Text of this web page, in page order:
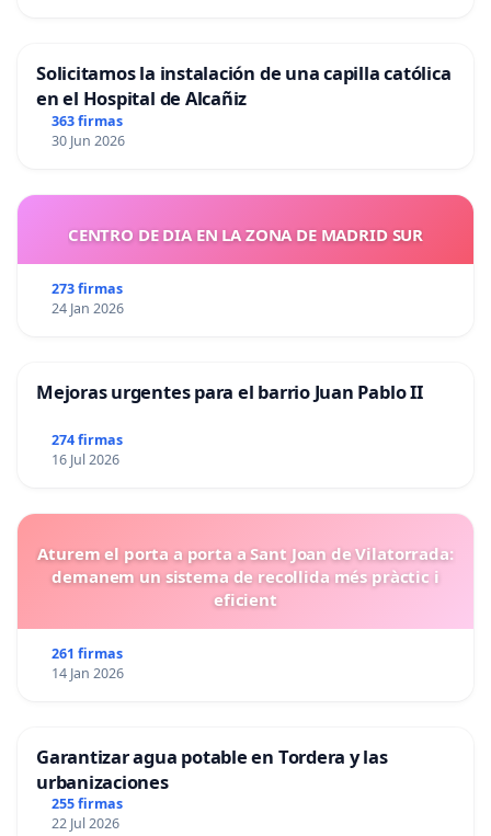
Solicitamos la instalación de una capilla católica
en el Hospital de Alcañiz
363 firmas
30 Jun 2026
CENTRO DE DIA EN LA ZONA DE MADRID SUR
273 firmas
24 Jan 2026
Mejoras urgentes para el barrio Juan Pablo II
274 firmas
16 Jul 2026
Aturem el porta a porta a Sant Joan de Vilatorrada:
demanem un sistema de recollida més pràctic i
eficient
261 firmas
14 Jan 2026
Garantizar agua potable en Tordera y las
urbanizaciones
255 firmas
22 Jul 2026